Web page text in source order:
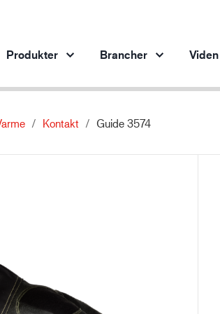
Produkter
Logistik
Brancher Viden
Kontakt Guide 3574